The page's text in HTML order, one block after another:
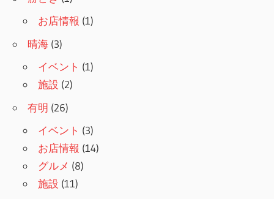
お店情報 (1)
晴海 (3)
イベント (1)
施設 (2)
有明 (26)
イベント (3)
お店情報 (14)
グルメ (8)
施設 (11)